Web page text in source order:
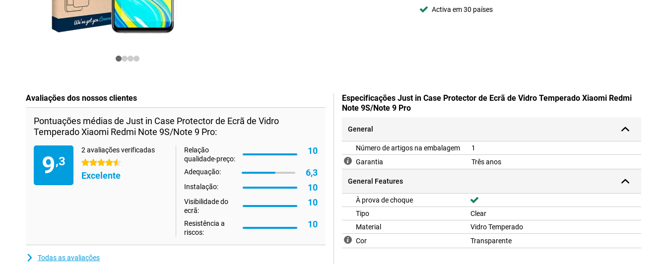
Activa em 30 países
Avaliações dos nossos clientes
Pontuações médias de Just in Case Protector de Ecrã de Vidro
Temperado Xiaomi Redmi Note 9S/Note 9 Pro:
9,3
2 avaliações verificadas
4.5 estrelas
Excelente
Relação
qualidade-preço:
10
Adequação: 6,3
Instalação: 10
Visibilidade do
ecrã:
10
Resistência a
riscos:
10
Todas as avaliações
Especificações Just in Case Protector de Ecrã de Vidro Temperado Xiaomi Redmi
Note 9S/Note 9 Pro
General
Número de artigos na embalagem
1
Garantia
Três anos
General Features
À prova de choque
Tipo
Clear
Material
Vidro Temperado
Cor
Transparente